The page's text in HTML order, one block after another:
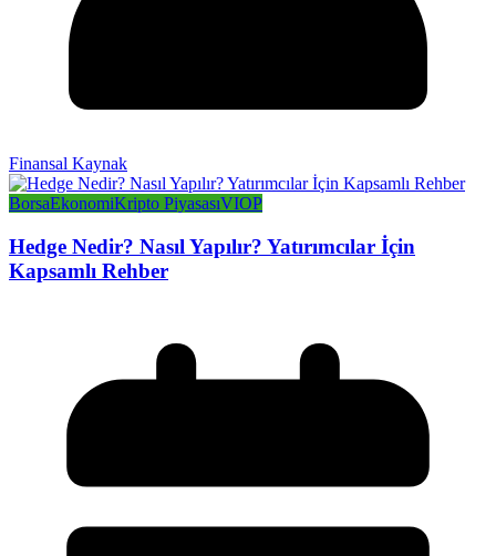
Finansal Kaynak
BorsaEkonomiKripto PiyasasıVIOP
Hedge Nedir? Nasıl Yapılır? Yatırımcılar İçin
Kapsamlı Rehber